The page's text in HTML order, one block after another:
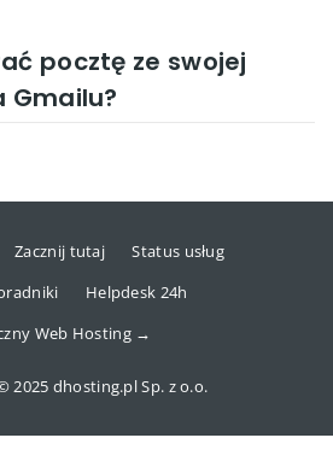
pocztę ze swojej
Gmailu?
Zacznij tutaj
Status usług
Helpdesk 24h
Web Hosting →
2025 dhosting.pl Sp. z o.o.